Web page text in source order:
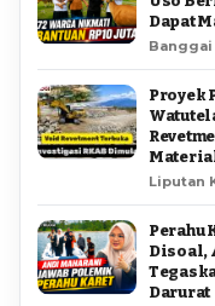
Dapat
Banggai
Proyek
Liputan
Perahu
Disoal,
Darurat